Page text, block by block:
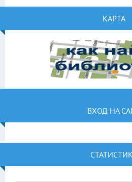
КАРТА
ВХОД НА